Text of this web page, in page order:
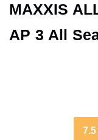
MAXXIS
AP 3 All
7.5